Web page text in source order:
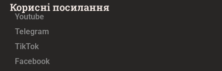
Корисні посилання
Youtube
Telegram
TikTok
Facebook